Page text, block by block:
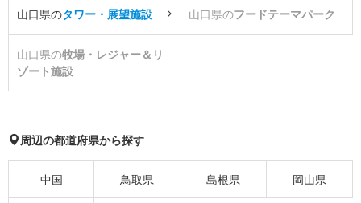
山口県のタワー・展望施設 山口県のフードテーマパーク
山口県の牧場・レジャー＆リ
ゾート施設
周辺の都道府県から探す
中国 鳥取県 島根県 岡山県